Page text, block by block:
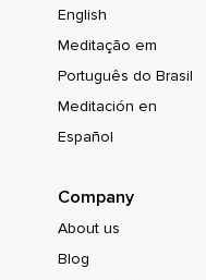
beginnt.
Daumen und
Das machen wir jetzt
Freundschaft beginnt bei
English
Meditação em
Português do Brasil
Meditación en
Español
Company
About us
Blog